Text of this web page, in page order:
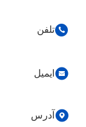
تلفن
ایمیل
آدرس